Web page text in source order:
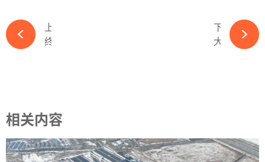
下一篇
大举瘦身！三一重能拟转让11家光伏电站业务子公司100%股权-必赢体育app官方平台
相关内容